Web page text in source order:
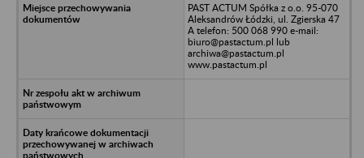
PAST ACTUM Spółka z o.o. 95-070
Aleksandrów Łódzki, ul. Zgierska 47
A telefon: 500 068 990 e-mail:
biuro@pastactum.pl lub
archiwa@pastactum.pl
www.pastactum.pl